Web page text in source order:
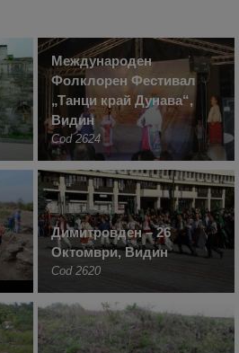
Международен
Фолклорен Фестивал
„Танци край Дунава“,
Видин
Cod 2624
Димитровден – 26
Октомври, Видин
Cod 2620